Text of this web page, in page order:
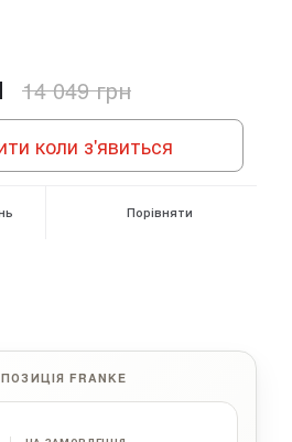
14 049 грн
коли з'явиться
Порівняти
FRANKE